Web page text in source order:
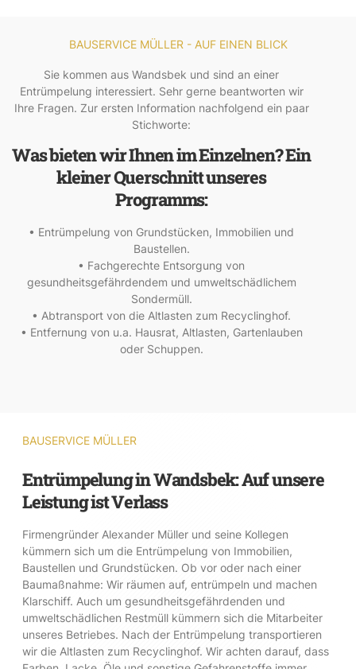
BAUSERVICE MÜLLER - AUF EINEN BLICK
Sie kommen aus Wandsbek und sind an einer
Entrümpelung interessiert. Sehr gerne beantworten wir
Ihre Fragen. Zur ersten Information nachfolgend ein paar
Stichworte:
Was bieten wir Ihnen im Einzelnen? Ein
kleiner Querschnitt unseres
Programms:
• Entrümpelung von Grundstücken, Immobilien und
Baustellen.
• Fachgerechte Entsorgung von
gesundheitsgefährdendem und umweltschädlichem
Sondermüll.
• Abtransport von die Altlasten zum Recyclinghof.
• Entfernung von u.a. Hausrat, Altlasten, Gartenlauben
oder Schuppen.
BAUSERVICE MÜLLER
Entrümpelung in Wandsbek: Auf unsere
Leistung ist Verlass
Firmengründer Alexander Müller und seine Kollegen
kümmern sich um die Entrümpelung von Immobilien,
Baustellen und Grundstücken. Ob vor oder nach einer
Baumaßnahme: Wir räumen auf, entrümpeln und machen
Klarschiff. Auch um gesundheitsgefährdenden und
umweltschädlichen Restmüll kümmern sich die Mitarbeiter
unseres Betriebes. Nach der Entrümpelung transportieren
wir die Altlasten zum Recyclinghof. Wir achten darauf, dass